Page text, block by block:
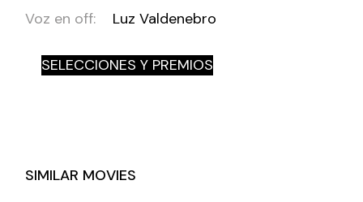
Voz en off:
Luz Valdenebro
SELECCIONES Y PREMIOS
SIMILAR MOVIES